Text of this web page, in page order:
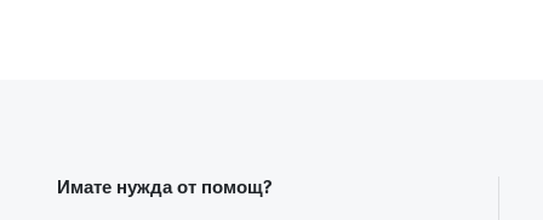
Имате нужда от помощ?